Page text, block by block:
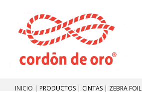
INICIO | PRODUCTOS | CINTAS | ZEBRA FOIL